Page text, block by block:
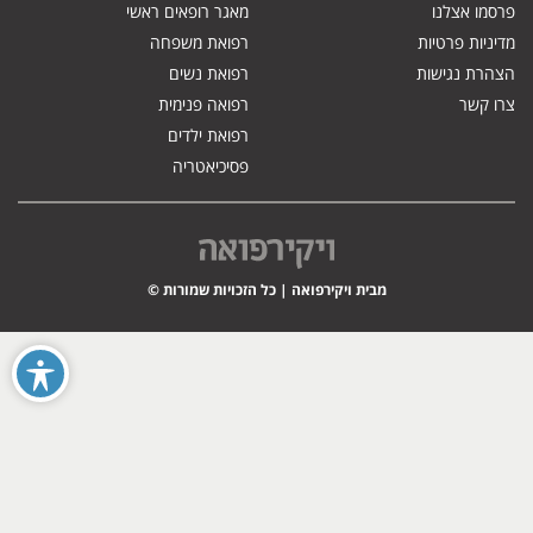
פרסמו אצלנו
מדיניות פרטיות
הצהרת נגישות
צרו קשר
מאגר רופאים ראשי
רפואת משפחה
רפואת נשים
רפואה פנימית
רפואת ילדים
פסיכיאטריה
מבית ויקירפואה | כל הזכויות שמורות ©